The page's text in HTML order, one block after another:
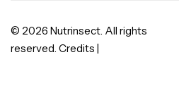
© 2026 Nutrinsect. All rights
reserved. Credits |